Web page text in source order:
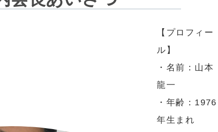
【プロフィー
ル】
・名前：山本
龍一
・年齢：1976
年生まれ